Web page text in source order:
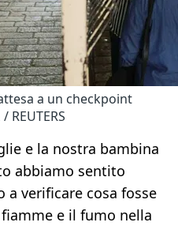
a un checkpoint
e la nostra bambina
abbiamo sentito
a verificare cosa fosse
e il fumo nella